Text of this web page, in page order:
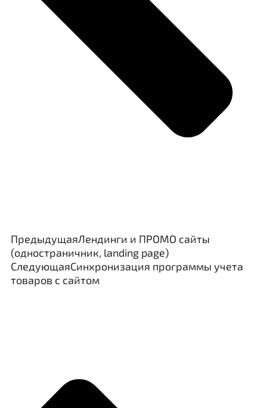
ПредыдущаяЛендинги и ПРОМО сайты
(одностраничник, landing page)
СледующаяСинхронизация программы учета
товаров с сайтом